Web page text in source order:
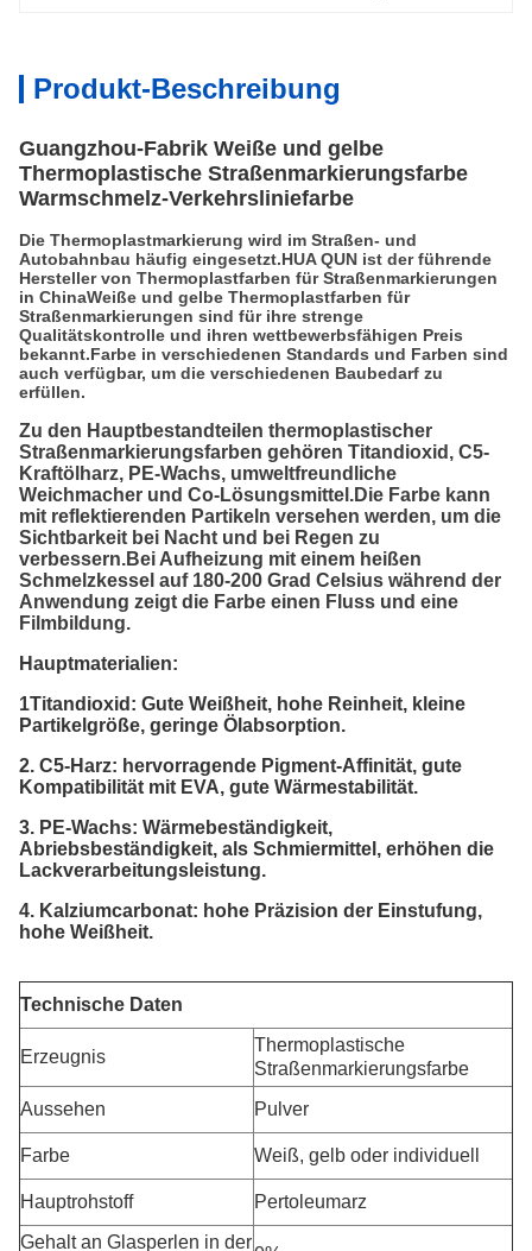
Produkt-Beschreibung
Guangzhou-Fabrik Weiße und gelbe
Thermoplastische Straßenmarkierungsfarbe
Warmschmelz-Verkehrsliniefarbe
Die Thermoplastmarkierung wird im Straßen- und
Autobahnbau häufig eingesetzt.HUA QUN ist der führende
Hersteller von Thermoplastfarben für Straßenmarkierungen
in ChinaWeiße und gelbe Thermoplastfarben für
Straßenmarkierungen sind für ihre strenge
Qualitätskontrolle und ihren wettbewerbsfähigen Preis
bekannt.Farbe in verschiedenen Standards und Farben sind
auch verfügbar, um die verschiedenen Baubedarf zu
erfüllen.
Zu den Hauptbestandteilen thermoplastischer
Straßenmarkierungsfarben gehören Titandioxid, C5-
Kraftölharz, PE-Wachs, umweltfreundliche
Weichmacher und Co-Lösungsmittel.Die Farbe kann
mit reflektierenden Partikeln versehen werden, um die
Sichtbarkeit bei Nacht und bei Regen zu
verbessern.Bei Aufheizung mit einem heißen
Schmelzkessel auf 180-200 Grad Celsius während der
Anwendung zeigt die Farbe einen Fluss und eine
Filmbildung.
Hauptmaterialien:
1Titandioxid: Gute Weißheit, hohe Reinheit, kleine
Partikelgröße, geringe Ölabsorption.
2. C5-Harz: hervorragende Pigment-Affinität, gute
Kompatibilität mit EVA, gute Wärmestabilität.
3. PE-Wachs: Wärmebeständigkeit,
Abriebsbeständigkeit, als Schmiermittel, erhöhen die
Lackverarbeitungsleistung.
4. Kalziumcarbonat: hohe Präzision der Einstufung,
hohe Weißheit.
Technische Daten
Erzeugnis
Thermoplastische
Straßenmarkierungsfarbe
Aussehen
Pulver
Farbe Weiß, gelb oder individuell
Hauptrohstoff
Pertoleumarz
Gehalt an Glasperlen in der